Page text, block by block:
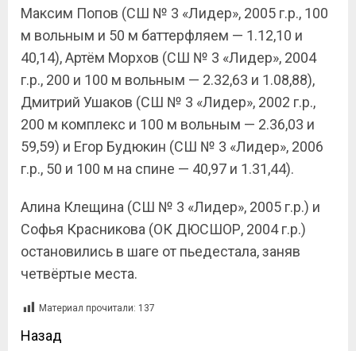
Максим Попов (СШ № 3 «Лидер», 2005 г.р., 100
м вольным и 50 м баттерфляем — 1.12,10 и
40,14), Артём Морхов (СШ № 3 «Лидер», 2004
г.р., 200 и 100 м вольным — 2.32,63 и 1.08,88),
Дмитрий Ушаков (СШ № 3 «Лидер», 2002 г.р.,
200 м комплекс и 100 м вольным — 2.36,03 и
59,59) и Егор Будюкин (СШ № 3 «Лидер», 2006
г.р., 50 и 100 м на спине — 40,97 и 1.31,44).
Алина Клещина (СШ № 3 «Лидер», 2005 г.р.) и
Софья Красникова (ОК ДЮСШОР, 2004 г.р.)
остановились в шаге от пьедестала, заняв
четвёртые места.
Материал прочитали: 137
Назад